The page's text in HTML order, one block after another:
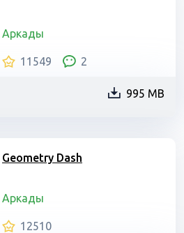
Аркады
11549 2
995 MB
Geometry Dash
Аркады
12510